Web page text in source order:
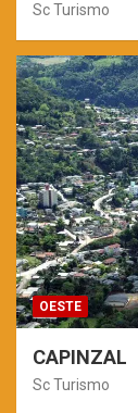
Sc Turismo
OESTE
CAPINZAL
Sc Turismo